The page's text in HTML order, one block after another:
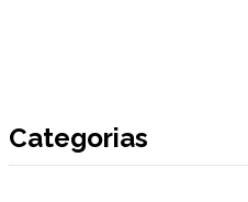
Categorias